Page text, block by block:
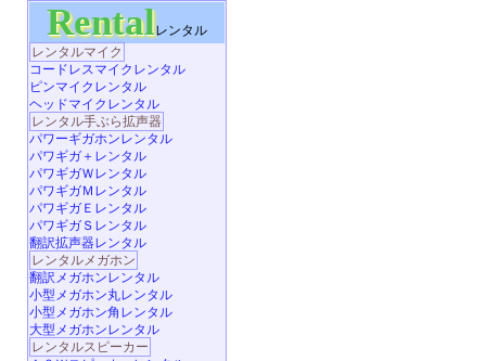
Rentalレンタル
レンタルマイク
コードレスマイクレンタル
ピンマイクレンタル
ヘッドマイクレンタル
レンタル手ぶら拡声器
パワーギガホンレンタル
パワギガ＋レンタル
パワギガＷレンタル
パワギガＭレンタル
パワギガＥレンタル
パワギガＳレンタル
翻訳拡声器レンタル
レンタルメガホン
翻訳メガホンレンタル
小型メガホン丸レンタル
小型メガホン角レンタル
大型メガホンレンタル
レンタルスピーカー